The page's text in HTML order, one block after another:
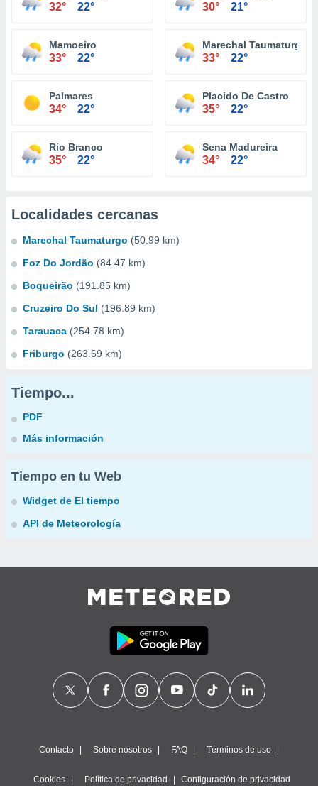
32° 22° 30° 21°
Mamoeiro
33° 22°
Marechal Taumaturgo
33° 22°
Palmares
34° 22°
Placido De Castro
35° 22°
Rio Branco
35° 22°
Sena Madureira
34° 22°
Localidades cercanas
Marechal Taumaturgo (50.99 km)
Foz Do Jordão (84.47 km)
Boqueirão (191.85 km)
Cruzeiro Do Sul (196.89 km)
Tarauaca (254.78 km)
Friburgo (263.69 km)
Tiempo...
PDF
Más información
Tiempo en tu Web
Widget de El tiempo
API de Meteorología
Contacto Sobre nosotros FAQ Términos de uso
Cookies Política de privacidad Configuración de privacidad